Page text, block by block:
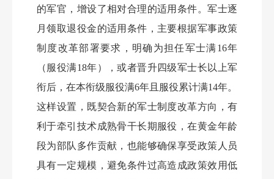
的军官，增设了相对合理的适用条件。军士逐
月领取退役金的适用条件，主要根据军事政策
制度改革部署要求，明确为担任军士满16年
（服役满18年），或者晋升四级军士长以上军
衔后，在本衔级服役满6年且服役累计满14年。
这样设置，既契合新的军士制度改革方向，有
利于牵引技术成熟骨干长期服役，在黄金年龄
段为部队多作贡献，也能够确保享受政策人员
具有一定规模，避免条件过高造成政策效用低